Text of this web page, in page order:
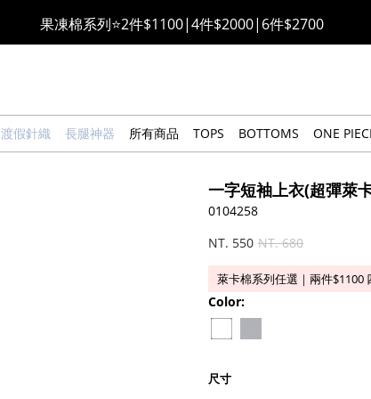
果凍棉系列⭐2件$1100|4件$2000|6件$2700
🔥點擊立即➕官方LINE領取$100🔥
🎉週年慶全館88折(特價品除外/於結帳顯示)🎉
感恩回饋價🎁零修圖系列$399起>
全館滿$3000即贈「夏日條紋草編包」👜
絲柔莫代爾系列🤍任選兩件$1000
渡假針織 長腿神器 所有商品 TOPS BOTTOMS ONE
一字短袖上衣(超彈萊
0104258
NT. 550 NT. 680
萊卡棉系列任選｜兩件$1100
Color:
尺寸